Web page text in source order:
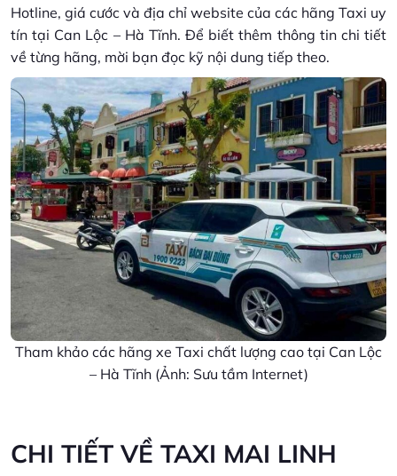
Hotline, giá cước và địa chỉ website của các hãng Taxi uy
tín tại Can Lộc – Hà Tĩnh. Để biết thêm thông tin chi tiết
về từng hãng, mời bạn đọc kỹ nội dung tiếp theo.
Tham khảo các hãng xe Taxi chất lượng cao tại Can Lộc
– Hà Tĩnh (Ảnh: Sưu tầm Internet)
CHI TIẾT VỀ TAXI MAI LINH